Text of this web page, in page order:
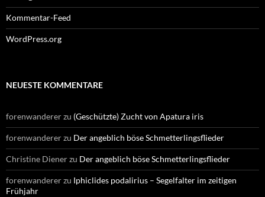
Kommentar-Feed
WordPress.org
NEUESTE KOMMENTARE
forenwandererzu (Geschützte) Zucht von Apatura iris
forenwandererzu Der angeblich böse Schmetterlingsflieder
Christine Dienerzu Der angeblich böse Schmetterlingsflieder
forenwandererzu Iphiclides podalirius – Segelfalter im zeitigen
Frühjahr